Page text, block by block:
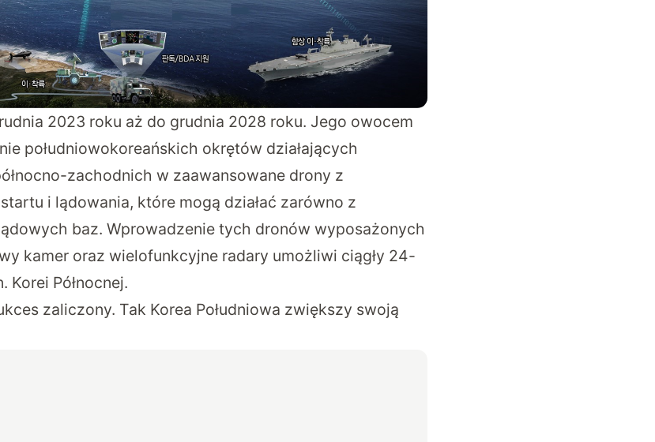
2023 roku aż do grudnia 2028 roku. Jego owocem
południowokoreańskich okrętów działających
zachodnich w zaawansowane drony z
i lądowania, które mogą działać zarówno z
baz. Wprowadzenie tych dronów wyposażonych
kamer oraz wielofunkcyjne radary umożliwi ciągły 24-
Korei Północnej.
zaliczony. Tak Korea Południowa zwiększy swoją